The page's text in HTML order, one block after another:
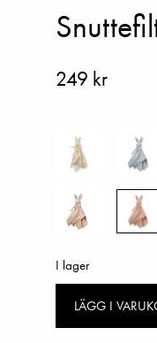
249 kr
I lager
LÄGG I